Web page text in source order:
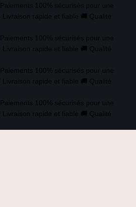
Paiements 100% sécurisés pour une
Livraison rapide et fiable 🚚 Qualité
Paiements 100% sécurisés pour une
Livraison rapide et fiable 🚚 Qualité
Paiements 100% sécurisés pour une
Livraison rapide et fiable 🚚 Qualité
Paiements 100% sécurisés pour une
Livraison rapide et fiable 🚚 Qualité